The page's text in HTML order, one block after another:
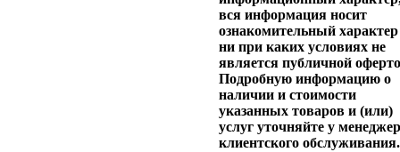
вся информация носит
ознакомительный
ни при каких условиях не
является публичной
Подробную информацию о
наличии и стоимости
указанных товаров и (или)
услуг уточняйте у
клиентского